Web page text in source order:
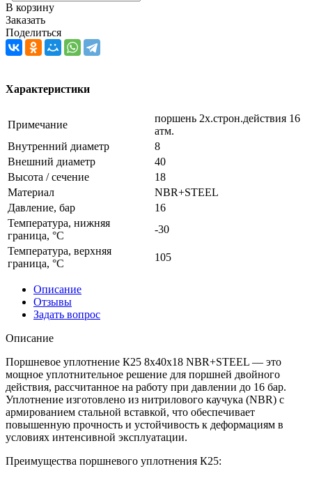
В корзину
Заказать
Поделиться
Характеристики
Примечание
поршень 2х.строн.действия 16
атм.
Внутренний диаметр
8
Внешний диаметр
40
Высота / сечение
18
Материал
NBR+STEEL
Давление, бар
16
Температура, нижняя
граница, °C
-30
Температура, верхняя
граница, °C
105
Описание
Отзывы
Задать вопрос
Описание
Поршневое уплотнение К25 8x40x18 NBR+STEEL — это
мощное уплотнительное решение для поршней двойного
действия, рассчитанное на работу при давлении до 16 бар.
Уплотнение изготовлено из нитрилового каучука (NBR) с
армированием стальной вставкой, что обеспечивает
повышенную прочность и устойчивость к деформациям в
условиях интенсивной эксплуатации.
Преимущества поршневого уплотнения К25: